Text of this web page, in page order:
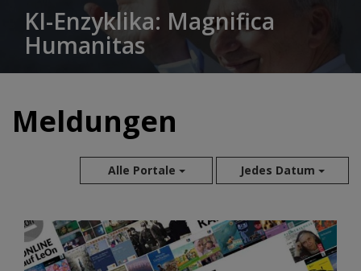
KI-Enzyklika: Magnifica
Humanitas
Meldungen
Alle Portale Jedes Datum
Aug 2026
Jul 2026